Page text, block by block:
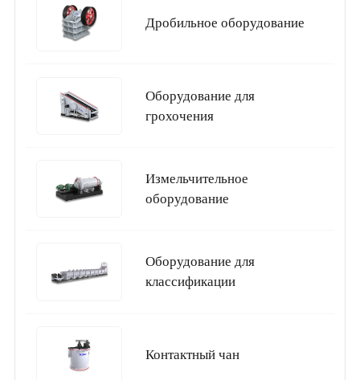
Дробильное оборудование
Оборудование для
грохочения
Измельчительное
оборудование
Оборудование для
классификации
Контактный чан